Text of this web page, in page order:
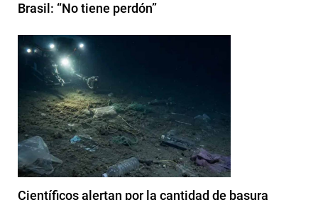
Brasil: “No tiene perdón”
Científicos alertan por la cantidad de basura